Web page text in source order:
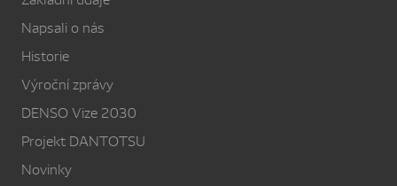
Napsali o nás
Historie
Výroční zprávy
DENSO Vize 2030
Projekt DANTOTSU
Novinky